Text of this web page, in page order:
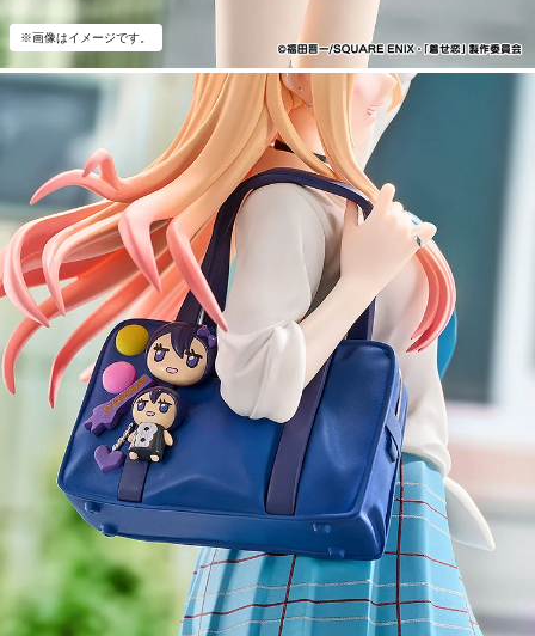
※画像はイメージです。